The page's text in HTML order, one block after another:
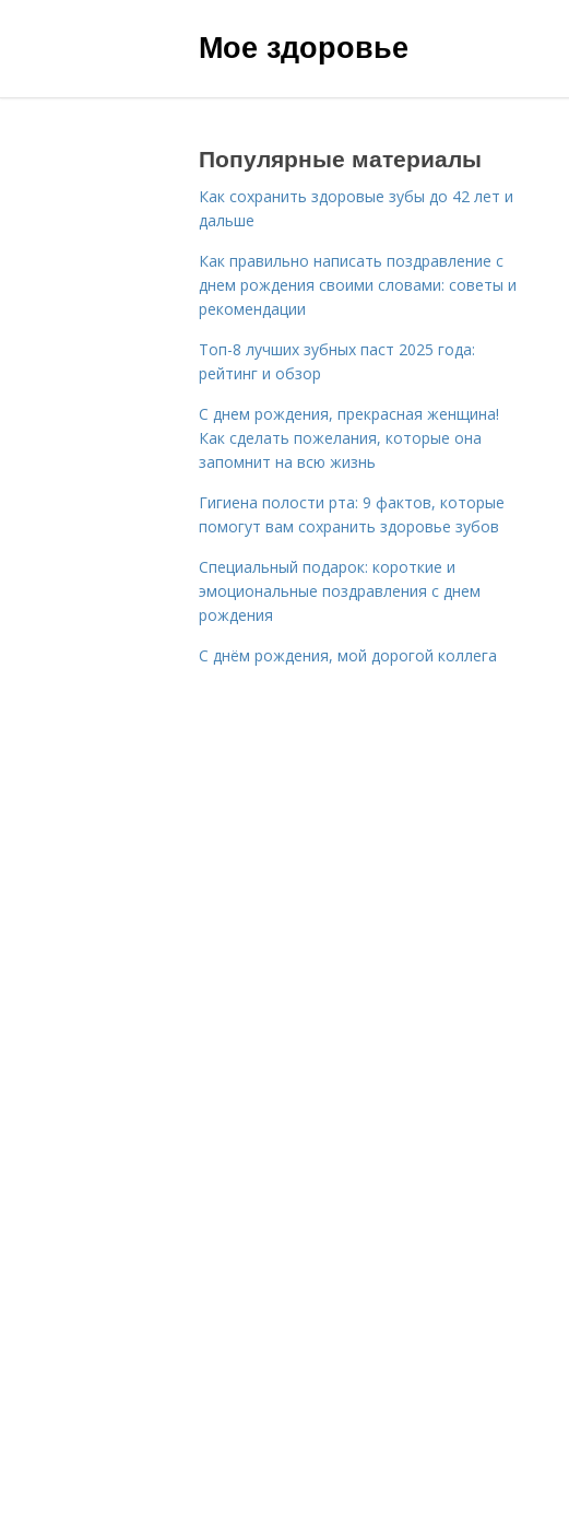
Мое здоровье
Популярные материалы
Как сохранить здоровые зубы до 42 лет и
дальше
Как правильно написать поздравление с
днем рождения своими словами: советы и
рекомендации
Топ-8 лучших зубных паст 2025 года:
рейтинг и обзор
С днем рождения, прекрасная женщина!
Как сделать пожелания, которые она
запомнит на всю жизнь
Гигиена полости рта: 9 фактов, которые
помогут вам сохранить здоровье зубов
Специальный подарок: короткие и
эмоциональные поздравления с днем
рождения
С днём рождения, мой дорогой коллега